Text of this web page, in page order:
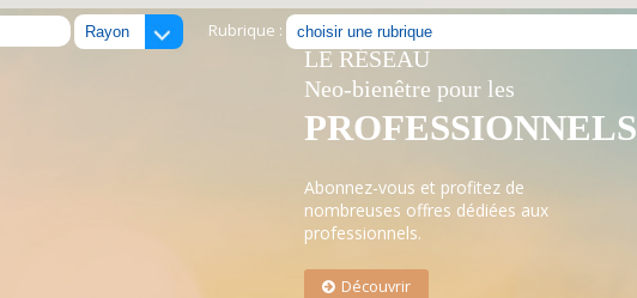
Rubrique :
LE RÉSEAU
Neo-bienêtre pour les
PROFESSIONNELS
Abonnez-vous et profitez de
nombreuses offres dédiées aux
professionnels.
Découvrir